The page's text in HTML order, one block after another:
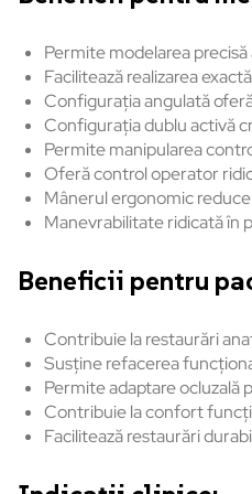
Permite modelarea
Facilitează realizarea
Configurația angulată
Configurația dublu activă
Permite manipularea
Oferă control operator
Mânerul ergonomic
Manevrabilitate ridicată în
Beneficii pentru
Contribuie la restaurări
Susține refacerea
Permite adaptare ocluzală
Contribuie la confort
Facilitează restaurări